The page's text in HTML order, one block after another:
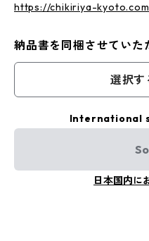
https://chikiriya-
納品書を同梱させていた
選択す
International
日本国内に